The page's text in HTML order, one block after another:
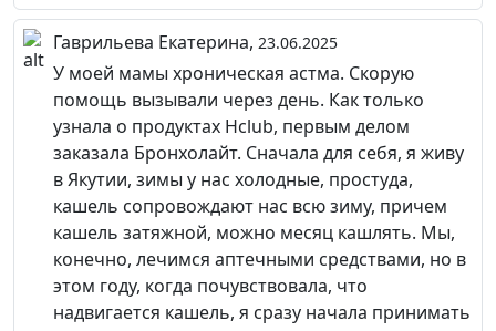
Гаврильева Екатерина, 23.06.2025
У моей мамы хроническая астма. Скорую
помощь вызывали через день. Как только
узнала о продуктах Hclub, первым делом
заказала Бронхолайт. Сначала для себя, я живу
в Якутии, зимы у нас холодные, простуда,
кашель сопровождают нас всю зиму, причем
кашель затяжной, можно месяц кашлять. Мы,
конечно, лечимся аптечными средствами, но в
этом году, когда почувствовала, что
надвигается кашель, я сразу начала принимать